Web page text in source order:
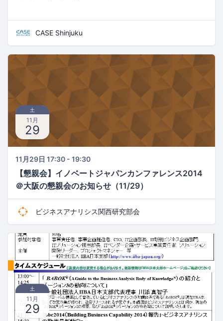
CASE Shinjuku
土
11月
29
11月29日 17:30 - 19:30
【懇親会】イノベートジャパンカンファレンス2014
＠大阪の懇親会のお知らせ（11/29）
ビジネスアナリシス関西研究部会
土
11月
29